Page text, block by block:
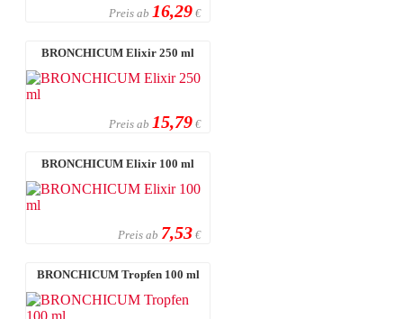
Preis ab 16,29 €
BRONCHICUM Elixir 250 ml
Preis ab 15,79 €
BRONCHICUM Elixir 100 ml
Preis ab 7,53 €
BRONCHICUM Tropfen 100 ml